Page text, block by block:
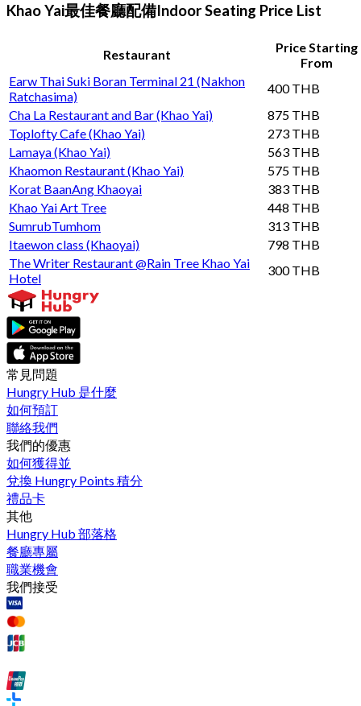
Khao Yai最佳餐廳配備Indoor Seating Price List
Restaurant
Price Starting
From
Earw Thai Suki Boran Terminal 21 (Nakhon
Ratchasima)
400 THB
Cha La Restaurant and Bar (Khao Yai)
875 THB
Toplofty Cafe (Khao Yai)
273 THB
Lamaya (Khao Yai)
563 THB
Khaomon Restaurant (Khao Yai)
575 THB
Korat BaanAng Khaoyai
383 THB
Khao Yai Art Tree
448 THB
SumrubTumhom
313 THB
Itaewon class (Khaoyai)
798 THB
The Writer Restaurant @Rain Tree Khao Yai
Hotel
300 THB
常見問題
Hungry Hub 是什麼
如何預訂
聯絡我們
我們的優惠
如何獲得並
兌換 Hungry Points 積分
禮品卡
其他
Hungry Hub 部落格
餐廳專屬
職業機會
我們接受